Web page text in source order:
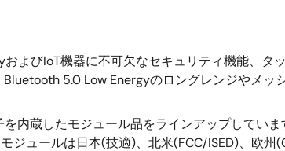
成により最大36 キーに対応
載、鍵管理、フラッシュメモリ保護機能
およびIoT機器に不可欠なセキュリティ機能、タ
5.0 Low Energyのロングレンジやメ
を内蔵したモジュール品をラインアップしてい
ジュールは日本(技適)、北米(FCC/ISED)、欧